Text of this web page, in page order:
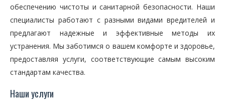
обеспечению чистоты и санитарной безопасности. Наши
специалисты работают с разными видами вредителей и
предлагают надежные и эффективные методы их
устранения. Мы заботимся о вашем комфорте и здоровье,
предоставляя услуги, соответствующие самым высоким
стандартам качества.
Наши услуги